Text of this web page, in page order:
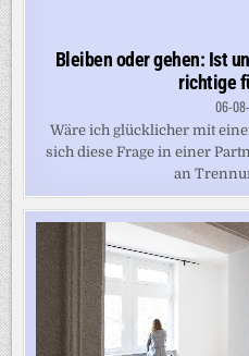
Bleiben oder gehen: Ist
richtige
06-
Wäre ich glücklicher mit
sich diese Frage in einer
an